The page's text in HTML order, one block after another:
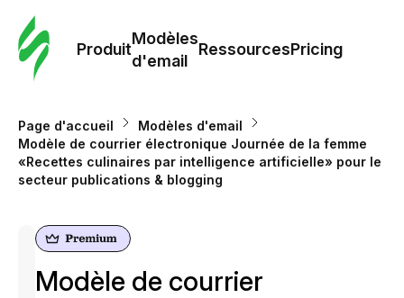
Produit
Modèles
d'email
RessourcesPricing
Page d'accueil
Modèles d'email
Modèle de courrier électronique Journée de la femme
«Recettes culinaires par intelligence artificielle» pour le
secteur publications & blogging
Modèle de courrier